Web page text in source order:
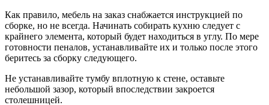
Как правило, мебель на заказ снабжается инструкцией по
сборке, но не всегда. Начинать собирать кухню следует с
крайнего элемента, который будет находиться в углу. По мере
готовности пеналов, устанавливайте их и только после этого
беритесь за сборку следующего.
Не устанавливайте тумбу вплотную к стене, оставьте
небольшой зазор, который впоследствии закроется
столешницей.